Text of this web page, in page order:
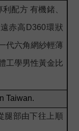
配方 有機鍺、
赤高D360環狀
代六角網紗輕薄
工學男性黃金比
Taiwan.
腿部由下往上順